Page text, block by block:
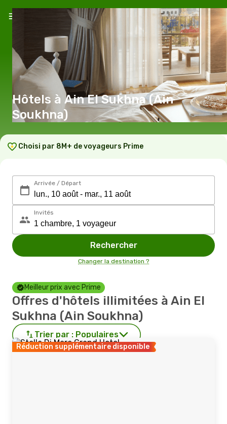
Hôtels à Ain El Sukhna (Ain
Soukhna)
Choisi par 8M+ de voyageurs Prime
Arrivée / Départ
Invités
Rechercher
Changer la destination ?
Meilleur prix avec Prime
Offres d'hôtels illimitées à Ain El
Sukhna (Ain Soukhna)
Trier par : Populaires
Réduction supplémentaire disponible